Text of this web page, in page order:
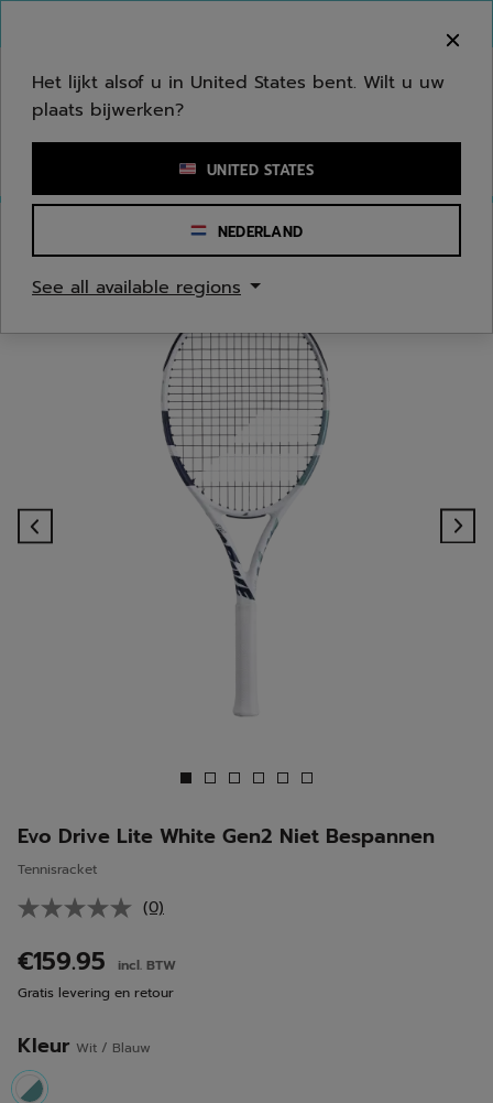
Een zoekwoord of een artikelnummer invoeren
Evo Drive Lite White Gen2 Niet Bespannen
Tennisracket
Geen
paginalink.
(0)
€159.95
incl. BTW
Gratis levering en retour
Kleur Wit / Blauw
Het lijkt alsof u in United States bent. Wilt u uw
plaats bijwerken?
UNITED STATES
NEDERLAND
See all available regions